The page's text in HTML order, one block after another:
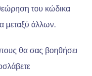
του κώδικα
μεταξύ άλλων.
θα σας βοηθήσει